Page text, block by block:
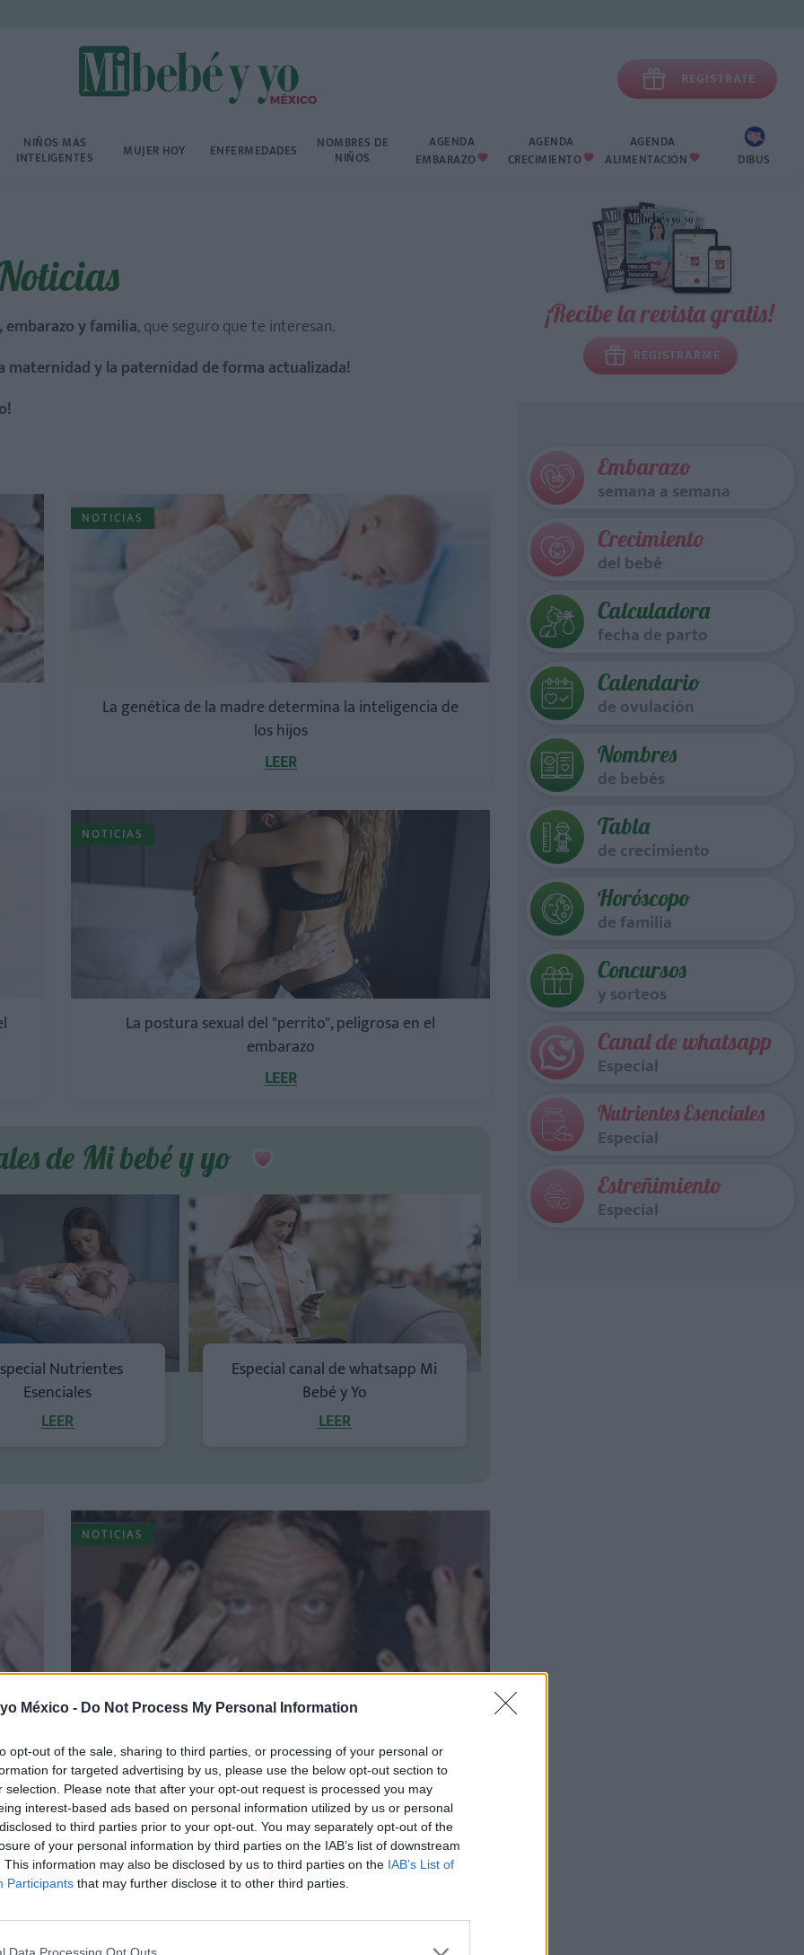
México - Do Not Process My Personal Information
opt-out of the sale, sharing to third parties, or processing of your personal or
for targeted advertising by us, please use the below opt-out section to
selection. Please note that after your opt-out request is processed you may
interest-based ads based on personal information utilized by us or personal
to third parties prior to your opt-out. You may separately opt-out of the
of your personal information by third parties on the IAB’s list of downstream
This information may also be disclosed by us to third parties on the IAB’s List of
Participants that may further disclose it to other third parties.
 REGÍSTRATE
NIÑOS MÁS
INTELIGENTES MUJER HOY ENFERMEDADES NOMBRES DE
NIÑOS
AGENDA
EMBARAZO 
AGENDA
CRECIMIENTO 
AGENDA
ALIMENTACIÓN  DIBUS
y familia, que seguro que te interesan.
maternidad y la paternidad de forma actualizada!
NOTICIAS
La genética de la madre determina la inteligencia de
los hijos
LEER
NOTICIAS
La postura sexual del "perrito", peligrosa en el
embarazo
LEER
de Mi bebé y yo
Nutrientes
Esenciales
LEER
Especial canal de whatsapp Mi
Bebé y Yo
LEER
NOTICIAS
Un padre se pinta las uñas como muestra de soporte a
su hijo
LEER
NOTICIAS
¡Recibe la revista gratis!
REGISTRARME
Embarazo
semana a semana
Crecimiento
del bebé
Calculadora
fecha de parto
Calendario
de ovulación
Nombres
de bebés
Tabla
de crecimiento
Horóscopo
de familia
Concursos
y sorteos
Canal de whatsapp
Especial
Nutrientes Esenciales
Especial
Estreñimiento
Especial